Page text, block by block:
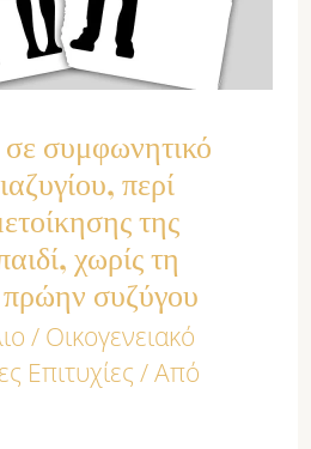
συμφωνητικό
περί
της
χωρίς τη
συζύγου
/ Οικογενειακό
Επιτυχίες / Από